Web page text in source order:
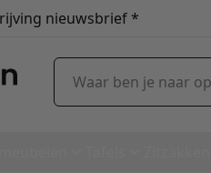
nieuwsbrief *
Waar ben je naar op